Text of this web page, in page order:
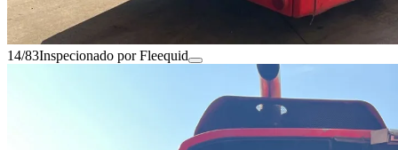
14/83Inspecionado por Fleequid